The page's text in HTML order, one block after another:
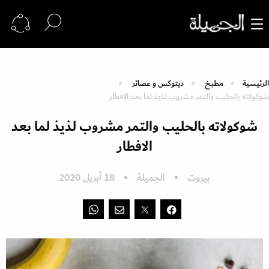
الرئيسية مطبخ
ديتوكس و عصائر
شوكولاته بالحليب والتمر مشروب لذيذ لما بعد الافطار
شوكولاته بالحليب والتمر مشروب لذيذ لما بعد
الافطار
بيروت الجميلة 18 أبريل 2020